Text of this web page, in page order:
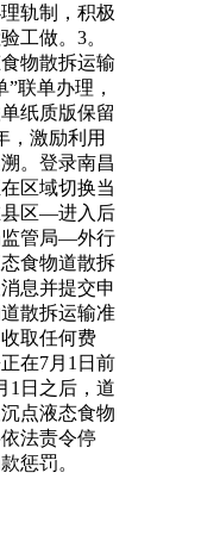
轨制，积极
工做。3。
物散拆运输
联单办理，
纸质版保留
，激励利用
。登录南昌
区域切换当
县区—进入后
监管局—外行
食物道散拆
息并提交申
散拆运输准
取任何费
在7月1日前
1日之后，道
点液态食物
法责令停
惩罚。